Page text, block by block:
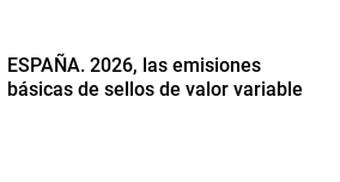
ESPAÑA. 2026, las emisiones
básicas de sellos de valor variable